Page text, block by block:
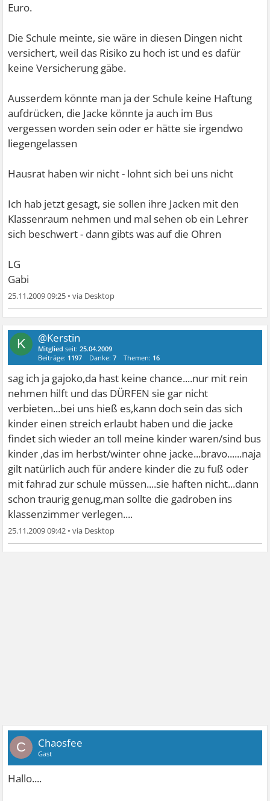
Euro.
Die Schule meinte, sie wäre in diesen Dingen nicht
versichert, weil das Risiko zu hoch ist und es dafür
keine Versicherung gäbe.
Ausserdem könnte man ja der Schule keine Haftung
aufdrücken, die Jacke könnte ja auch im Bus
vergessen worden sein oder er hätte sie irgendwo
liegengelassen
Hausrat haben wir nicht - lohnt sich bei uns nicht
Ich hab jetzt gesagt, sie sollen ihre Jacken mit den
Klassenraum nehmen und mal sehen ob ein Lehrer
sich beschwert - dann gibts was auf die Ohren
LG
Gabi
25.11.2009 09:25 •
K @Kerstin
Mitglied seit:25.04.2009
Beiträge: 1197 Danke:7 Themen: 16
sag ich ja gajoko,da hast keine chance....nur mit rein
nehmen hilft und das DÜRFEN sie gar nicht
verbieten...bei uns hieß es,kann doch sein das sich
kinder einen streich erlaubt haben und die jacke
findet sich wieder antoll meine kinder waren/sind bus
kinder ,das im herbst/winter ohne jacke...bravo......naja
gilt natürlich auch für andere kinder die zu fuß oder
mit fahrad zur schule müssen....sie haften nicht...dann
schon traurig genug,man sollte die gadroben ins
klassenzimmer verlegen....
25.11.2009 09:42 •
C Chaosfee
Gast
Hallo....